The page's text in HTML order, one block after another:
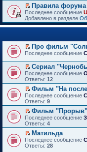
й
т
и
к
п
в
о
м
у
н
е
п
р
о
ч
и
т
а
н
н
о
м
у
П
е
р
е
т
и
к
е
р
в
о
м
у
н
е
п
р
о
ч
и
т
а
Правила форума
Последнее сообщение
Добавлено в разделе
П
р
е
й
т
и
п
е
р
в
о
м
у
н
е
Про фильм
Последнее сообщение
П
е
р
е
й
т
и
к
п
е
р
в
о
м
Сериал
Последнее сообщение
Ответы: 12
П
е
р
е
й
т
и
к
п
е
Фильм "На
Последнее сообщение
Ответы: 9
П
е
р
е
й
т
Фильм "Прорыв"
Последнее сообщение
Ответы: 4
П
е
Матильда
Последнее сообщение
Ответы: 28